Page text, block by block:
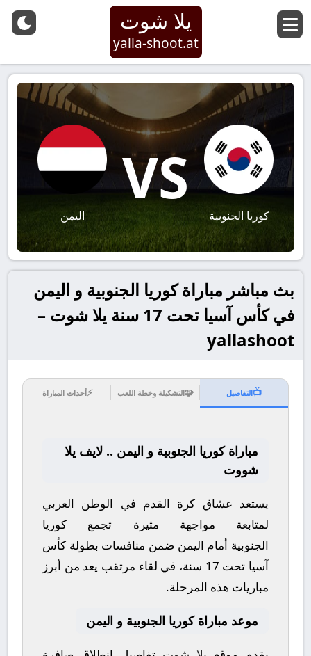
يلا شوت
yalla-shoot.at
كوريا الجنوبية
VS
اليمن
بث مباشر مباراة كوريا الجنوبية و اليمن
في كأس آسيا تحت 17 سنة يلا شوت –
yallashoot
📺التفاصيل 🧩التشكيلة وخطة اللعب ⚡أحداث المباراة
مباراة كوريا الجنوبية و اليمن .. لايف يلا
شووت
يستعد عشاق كرة القدم في الوطن العربي
لمتابعة مواجهة مثيرة تجمع كوريا
الجنوبية أمام اليمن ضمن منافسات بطولة كأس
آسيا تحت 17 سنة
، في لقاء مرتقب يعد من أبرز
مباريات هذه المرحلة.
موعد مباراة كوريا الجنوبية و اليمن